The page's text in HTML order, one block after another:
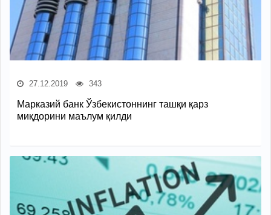
27.12.2019 343
Марказий банк Ўзбекистоннинг ташқи қарз
миқдорини маълум қилди